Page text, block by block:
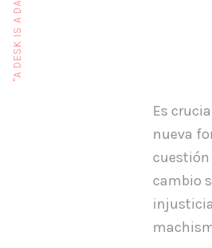
Es
nueva
cambio